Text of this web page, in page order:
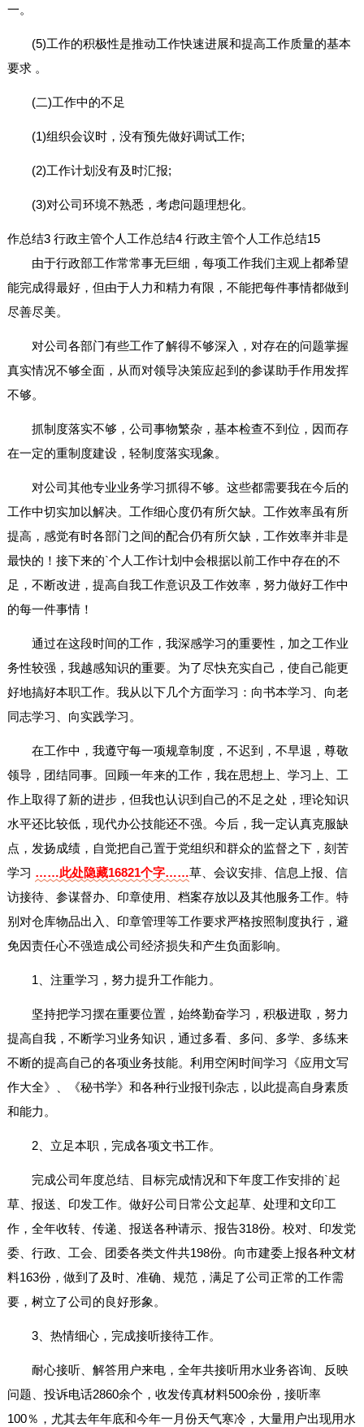
一。
(5)工作的积极性是推动工作快速进展和提高工作质量的基本
要求 。
(二)工作中的不足
(1)组织会议时，没有预先做好调试工作;
(2)工作计划没有及时汇报;
(3)对公司环境不熟悉，考虑问题理想化。
作总结3
由于行政部工作常常事无巨细，每项工作我们主观上都希望
能完成得最好，但由于人力和精力有限，不能把每件事情都做到
尽善尽美。
对公司各部门有些工作了解得不够深入，对存在的问题掌握
真实情况不够全面，从而对领导决策应起到的参谋助手作用发挥
不够。
抓制度落实不够，公司事物繁杂，基本检查不到位，因而存
在一定的重制度建设，轻制度落实现象。
对公司其他专业业务学习抓得不够。这些都需要我在今后的
工作中切实加以解决。工作细心度仍有所欠缺。工作效率虽有所
提高，感觉有时各部门之间的配合仍有所欠缺，工作效率并非是
最快的！接下来的`个人工作计划中会根据以前工作中存在的不
足，不断改进，提高自我工作意识及工作效率，努力做好工作中
的每一件事情！
行政主管个人工作总结4
通过在这段时间的工作，我深感学习的重要性，加之工作业
务性较强，我越感知识的重要。为了尽快充实自己，使自己能更
好地搞好本职工作。我从以下几个方面学习：向书本学习、向老
同志学习、向实践学习。
在工作中，我遵守每一项规章制度，不迟到，不早退，尊敬
领导，团结同事。回顾一年来的工作，我在思想上、学习上、工
作上取得了新的进步，但我也认识到自己的不足之处，理论知识
水平还比较低，现代办公技能还不强。今后，我一定认真克服缺
点，发扬成绩，自觉把自己置于党组织和群众的监督之下，刻苦
学习 ……此处隐藏16821个字……草、会议安排、信息上报、信
访接待、参谋督办、印章使用、档案存放以及其他服务工作。特
别对仓库物品出入、印章管理等工作要求严格按照制度执行，避
免因责任心不强造成公司经济损失和产生负面影响。
1、注重学习，努力提升工作能力。
坚持把学习摆在重要位置，始终勤奋学习，积极进取，努力
提高自我，不断学习业务知识，通过多看、多问、多学、多练来
不断的提高自己的各项业务技能。利用空闲时间学习《应用文写
作大全》、《秘书学》和各种行业报刊杂志，以此提高自身素质
和能力。
2、立足本职，完成各项文书工作。
完成公司年度总结、目标完成情况和下年度工作安排的`起
草、报送、印发工作。做好公司日常公文起草、处理和文印工
作，全年收转、传递、报送各种请示、报告318份。校对、印发党
委、行政、工会、团委各类文件共198份。向市建委上报各种文材
料163份，做到了及时、准确、规范，满足了公司正常的工作需
要，树立了公司的良好形象。
3、热情细心，完成接听接待工作。
耐心接听、解答用户来电，全年共接听用水业务咨询、反映
问题、投诉电话2860余个，收发传真材料500余份，接听率
100％，尤其去年年底和今年一月份天气寒冷，大量用户出现用水
行政主管个人工作总结15